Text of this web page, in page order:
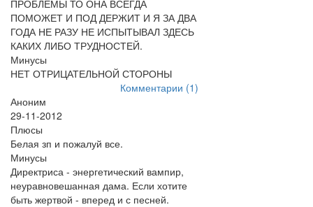
ПРОБЛЕМЫ ТО ОНА ВСЕГДА
ПОМОЖЕТ И ПОД ДЕРЖИТ И Я ЗА ДВА
ГОДА НЕ РАЗУ НЕ ИСПЫТЫВАЛ ЗДЕСЬ
КАКИХ ЛИБО ТРУДНОСТЕЙ.
Минусы
НЕТ ОТРИЦАТЕЛЬНОЙ СТОРОНЫ
Комментарии (1)
Аноним
29-11-2012
Плюсы
Белая зп и пожалуй все.
Минусы
Директриса - энергетический вампир,
неуравновешанная дама. Если хотите
быть жертвой - вперед и с песней.